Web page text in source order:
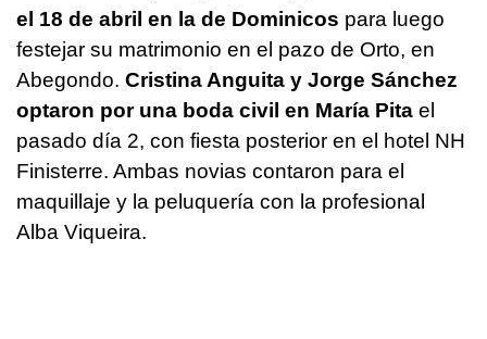
el 18 de abril en la de Dominicos para luego
festejar su matrimonio en el pazo de Orto, en
Abegondo. Cristina Anguita y Jorge Sánchez
optaron por una boda civil en María Pita el
pasado día 2, con fiesta posterior en el hotel NH
Finisterre. Ambas novias contaron para el
maquillaje y la peluquería con la profesional
Alba Viqueira.